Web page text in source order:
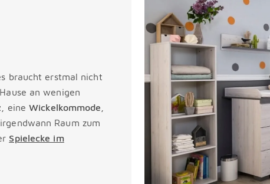
braucht erstmal nicht
an wenigen
, eineWickelkommode
Raum zum
Spielecke im